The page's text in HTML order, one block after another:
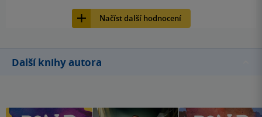
Načíst další hodnocení
Další knihy autora